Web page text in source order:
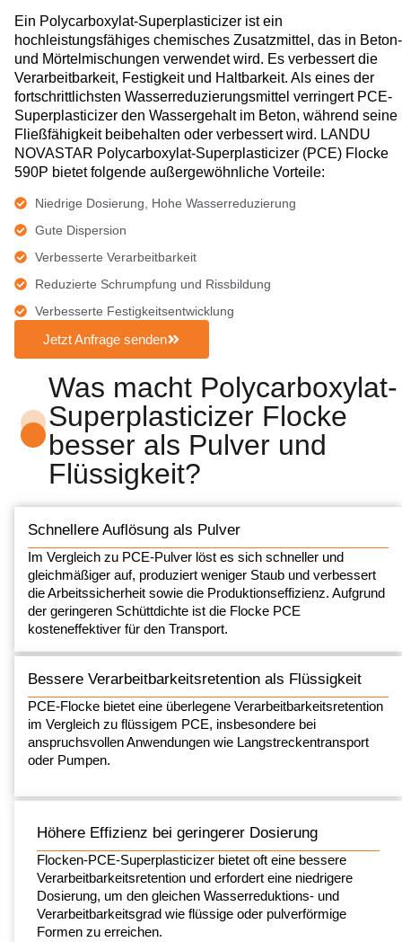
Ein Polycarboxylat-Superplasticizer ist ein
hochleistungsfähiges chemisches Zusatzmittel, das in Beton-
und Mörtelmischungen verwendet wird. Es verbessert die
Verarbeitbarkeit, Festigkeit und Haltbarkeit. Als eines der
fortschrittlichsten Wasserreduzierungsmittel verringert PCE-
Superplasticizer den Wassergehalt im Beton, während seine
Fließfähigkeit beibehalten oder verbessert wird. LANDU
NOVASTAR Polycarboxylat-Superplasticizer (PCE) Flocke
590P bietet folgende außergewöhnliche Vorteile:
Niedrige Dosierung, Hohe Wasserreduzierung
Gute Dispersion
Verbesserte Verarbeitbarkeit
Reduzierte Schrumpfung und Rissbildung
Verbesserte Festigkeitsentwicklung
Jetzt Anfrage senden
Was macht Polycarboxylat-
Superplasticizer Flocke
besser als Pulver und
Flüssigkeit?
Schnellere Auflösung als Pulver
Im Vergleich zu PCE-Pulver löst es sich schneller und
gleichmäßiger auf, produziert weniger Staub und verbessert
die Arbeitssicherheit sowie die Produktionseffizienz. Aufgrund
der geringeren Schüttdichte ist die Flocke PCE
kosteneffektiver für den Transport.
Bessere Verarbeitbarkeitsretention als Flüssigkeit
PCE-Flocke bietet eine überlegene Verarbeitbarkeitsretention
im Vergleich zu flüssigem PCE, insbesondere bei
anspruchsvollen Anwendungen wie Langstreckentransport
oder Pumpen.
Höhere Effizienz bei geringerer Dosierung
Flocken-PCE-Superplasticizer bietet oft eine bessere
Verarbeitbarkeitsretention und erfordert eine niedrigere
Dosierung, um den gleichen Wasserreduktions- und
Verarbeitbarkeitsgrad wie flüssige oder pulverförmige
Formen zu erreichen.